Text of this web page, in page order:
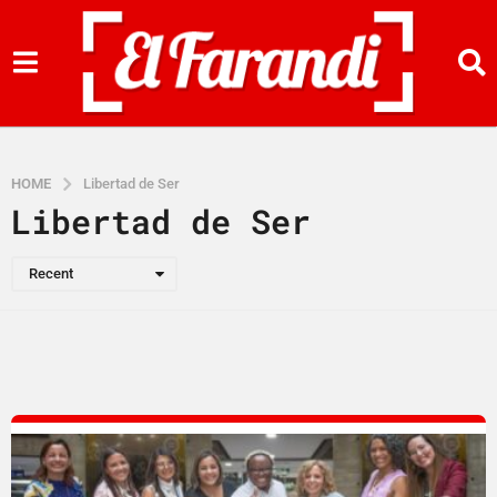
HOME Libertad de Ser
Libertad de Ser
Recent